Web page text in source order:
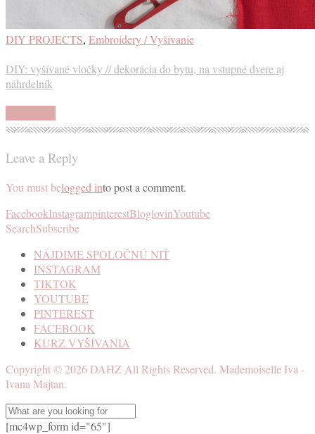
DIY PROJECTS, Embroidery / Vyšívanie
DIY: vyšívané vločky // dekorácia do bytu, na vstupné dvere aj
náhrdelník
Leave a Reply
You must belogged into post a comment.
FacebookInstagrampinterestBloglovinYoutube
SearchSubscribe
NÁJDIME SPOLOČNÚ NIŤ
INSTAGRAM
TIKTOK
YOUTUBE
PINTEREST
FACEBOOK
KURZ VYŠÍVANIA
Copyright ©2026DAHZ All Rights Reserved. Mademoiselle Iva -
Ivana Majtan.
[mc4wp_form id="65"]